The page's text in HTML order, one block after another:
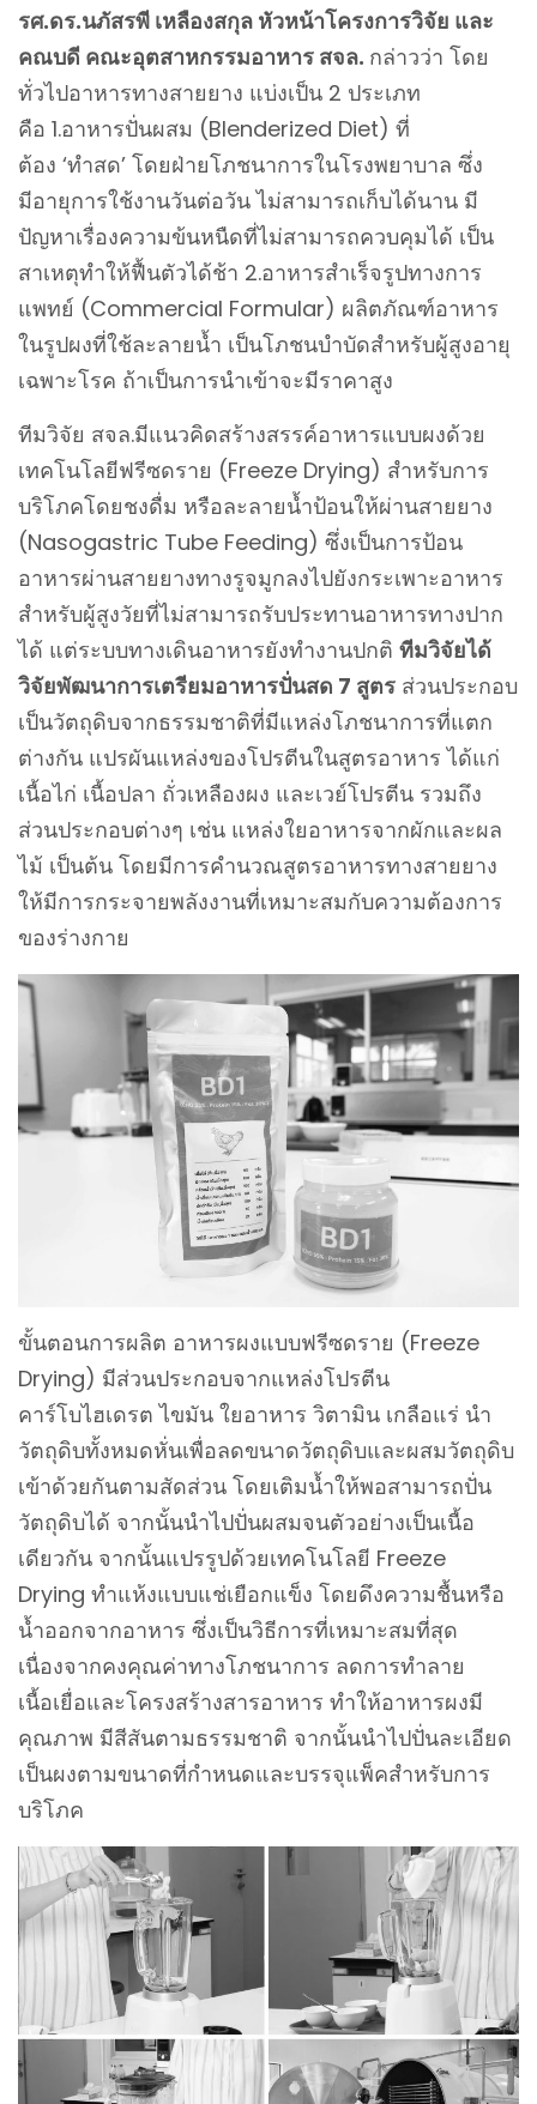
รศ.ดร.นภัสรพี เหลืองสกุล หัวหน้าโครงการวิจัย และ
คณบดี คณะอุตสาหกรรมอาหาร สจล. กล่าวว่า โดย
ทั่วไปอาหารทางสายยาง แบ่งเป็น 2 ประเภท
คือ 1.อาหารปั่นผสม (Blenderized Diet) ที่
ต้อง ‘ทำสด’ โดยฝ่ายโภชนาการในโรงพยาบาล ซึ่ง
มีอายุการใช้งานวันต่อวัน ไม่สามารถเก็บได้นาน มี
ปัญหาเรื่องความข้นหนืดที่ไม่สามารถควบคุมได้ เป็น
สาเหตุทำให้ฟื้นตัวได้ช้า 2.อาหารสำเร็จรูปทางการ
แพทย์ (Commercial Formular) ผลิตภัณฑ์อาหาร
ในรูปผงที่ใช้ละลายน้ำ เป็นโภชนบำบัดสำหรับผู้สูงอายุ
เฉพาะโรค ถ้าเป็นการนำเข้าจะมีราคาสูง
ทีมวิจัย สจล.มีแนวคิดสร้างสรรค์อาหารแบบผงด้วย
เทคโนโลยีฟรีซดราย (Freeze Drying) สำหรับการ
บริโภคโดยชงดื่ม หรือละลายน้ำป้อนให้ผ่านสายยาง
(Nasogastric Tube Feeding) ซึ่งเป็นการป้อน
อาหารผ่านสายยางทางรูจมูกลงไปยังกระเพาะอาหาร
สำหรับผู้สูงวัยที่ไม่สามารถรับประทานอาหารทางปาก
ได้ แต่ระบบทางเดินอาหารยังทำงานปกติ ทีมวิจัยได้
วิจัยพัฒนาการเตรียมอาหารปั่นสด 7 สูตร ส่วนประกอบ
เป็นวัตถุดิบจากธรรมชาติที่มีแหล่งโภชนาการที่แตก
ต่างกัน แปรผันแหล่งของโปรตีนในสูตรอาหาร ได้แก่
เนื้อไก่ เนื้อปลา ถั่วเหลืองผง และเวย์โปรตีน รวมถึง
ส่วนประกอบต่างๆ เช่น แหล่งใยอาหารจากผักและผล
ไม้ เป็นต้น โดยมีการคำนวณสูตรอาหารทางสายยาง
ให้มีการกระจายพลังงานที่เหมาะสมกับความต้องการ
ของร่างกาย
ขั้นตอนการผลิต อาหารผงแบบฟรีซดราย (Freeze
Drying) มีส่วนประกอบจากแหล่งโปรตีน
คาร์โบไฮเดรต ไขมัน ใยอาหาร วิตามิน เกลือแร่ นำ
วัตถุดิบทั้งหมดหั่นเพื่อลดขนาดวัตถุดิบและผสมวัตถุดิบ
เข้าด้วยกันตามสัดส่วน โดยเติมน้ำให้พอสามารถปั่น
วัตถุดิบได้ จากนั้นนำไปปั่นผสมจนตัวอย่างเป็นเนื้อ
เดียวกัน จากนั้นแปรรูปด้วยเทคโนโลยี Freeze
Drying ทำแห้งแบบแช่เยือกแข็ง โดยดึงความชื้นหรือ
น้ำออกจากอาหาร ซึ่งเป็นวิธีการที่เหมาะสมที่สุด
เนื่องจากคงคุณค่าทางโภชนาการ ลดการทำลาย
เนื้อเยื่อและโครงสร้างสารอาหาร ทำให้อาหารผงมี
คุณภาพ มีสีสันตามธรรมชาติ จากนั้นนำไปปั่นละเอียด
เป็นผงตามขนาดที่กำหนดและบรรจุแพ็คสำหรับการ
บริโภค